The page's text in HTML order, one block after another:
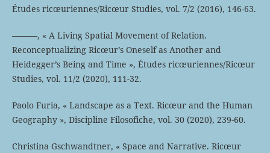
Études ricœuriennes/Ricœur Studies, vol. 7/2 (2016), 146-63.
———, « A Living Spatial Movement of Relation.
Reconceptualizing Ricœur’s Oneself as Another and
Heidegger’s Being and Time », Études ricœuriennes/Ricœur
Studies, vol. 11/2 (2020), 111-32.
Paolo Furia, « Landscape as a Text. Ricœur and the Human
Geography », Discipline Filosofiche, vol. 30 (2020), 239-60.
Christina Gschwandtner, « Space and Narrative. Ricœur